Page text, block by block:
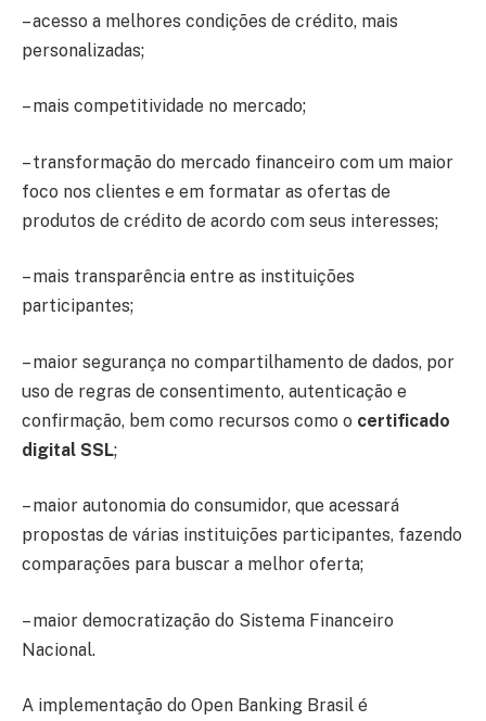
– acesso a melhores condições de crédito, mais
personalizadas;
– mais competitividade no mercado;
– transformação do mercado financeiro com um maior
foco nos clientes e em formatar as ofertas de
produtos de crédito de acordo com seus interesses;
– mais transparência entre as instituições
participantes;
– maior segurança no compartilhamento de dados, por
uso de regras de consentimento, autenticação e
confirmação, bem como recursos como o certificado
digital SSL;
– maior autonomia do consumidor, que acessará
propostas de várias instituições participantes, fazendo
comparações para buscar a melhor oferta;
– maior democratização do Sistema Financeiro
Nacional.
A implementação do Open Banking Brasil é